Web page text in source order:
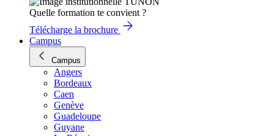
Quelle formation te convient ?
Télécharge la brochure
Campus
Campus
Angers
Bordeaux
Caen
Genève
Guadeloupe
Guyane